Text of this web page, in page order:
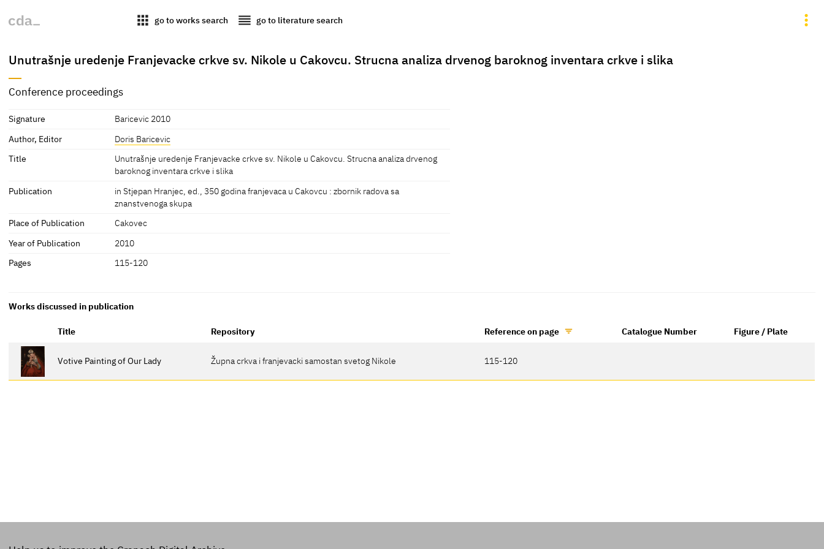
apps go to works search reorder go to literature search
Unutrašnje uredenje Franjevacke crkve sv. Nikole u Cakovcu. Strucna analiza drvenog baroknog inventara crkve i slika
Conference proceedings
Signature
Baricevic 2010
Author, Editor
Doris Baricevic
Title
Unutrašnje uredenje Franjevacke crkve sv. Nikole u Cakovcu. Strucna analiza drvenog
baroknog inventara crkve i slika
Publication
in Stjepan Hranjec, ed., 350 godina franjevaca u Cakovcu : zbornik radova sa
znanstvenoga skupa
Place of Publication
Cakovec
Year of Publication
2010
Pages
115-120
Works discussed in publication
Title Repository Reference on page Catalogue Number Figure / Plate
Votive Painting of Our Lady Župna crkva i franjevacki samostan svetog Nikole 115-120